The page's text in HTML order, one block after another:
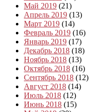
Май 2019 (21)
Апрель 2019 (13)
Март 2019 (14)
Февраль 2019 (16)
Январь 2019 (17)
Декабрь 2018 (18)
Ноябрь 2018 (13)
Октябрь 2018 (16)
Сентябрь 2018 (12)
Август 2018 (14)
Июль 2018 (12)
Июнь 2018 (15)